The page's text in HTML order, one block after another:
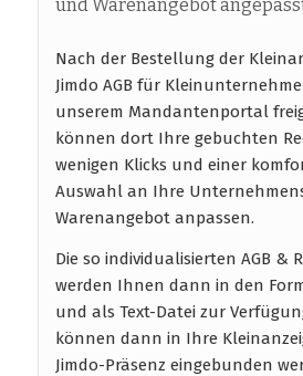
und Warenangebot
Nach der Bestellung der
Jimdo AGB für
unserem Mandantenportal
können dort Ihre gebuchten
wenigen Klicks und einer
Auswahl an Ihre
Warenangebot anpassen.
Die so individualisierten AGB &
werden Ihnen dann in den
und als Text-Datei zur
können dann in Ihre
Jimdo-Präsenz eingebunden